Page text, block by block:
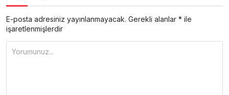
E-posta adresiniz yayınlanmayacak. Gerekli alanlar * ile
işaretlenmişlerdir